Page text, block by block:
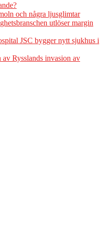
och några ljusglimtar
utlöser margin
JSC bygger nytt sjukhus i
Rysslands invasion av